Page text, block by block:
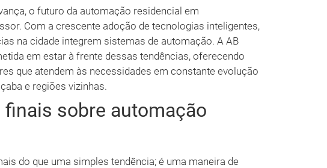
o futuro da automação residencial em
Com a crescente adoção de tecnologias inteligentes,
na cidade integrem sistemas de automação. A AB
em estar à frente dessas tendências, oferecendo
que atendem às necessidades em constante evolução
e regiões vizinhas.
sobre automação
do que uma simples tendência; é uma maneira de